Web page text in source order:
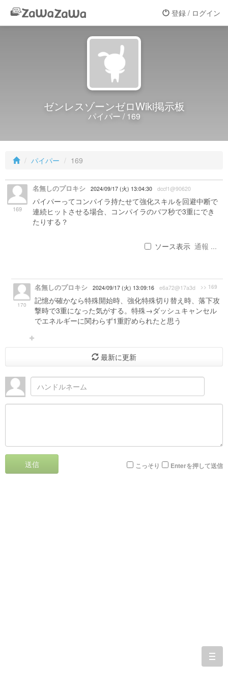
登録 / ログイン
ゼンレスゾーンゼロWiki掲示板
パイパー / 169
パイパー 169
169
名無しのプロキシ 2024/09/17 (火) 13:04:30 dccf1@90620
パイパーってコンパイラ持たせて強化スキルを回避中断で
連続ヒットさせる場合、コンパイラのバフ秒で3重にでき
たりする？
ソース表示 通報 ...
170
名無しのプロキシ 2024/09/17 (火) 13:09:16 e6a72@17a3d >> 169
記憶が確かなら特殊開始時、強化特殊切り替え時、落下攻
撃時で3重になった気がする。特殊→ダッシュキャンセル
でエネルギーに関わらず1重貯められたと思う
最新に更新
送信 こっそり Enterを押して送信